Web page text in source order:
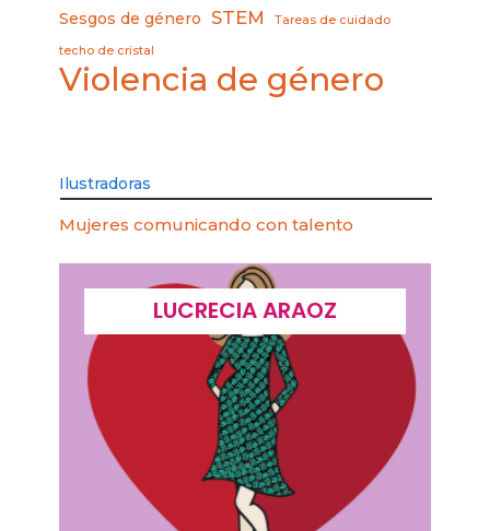
Sesgos de género STEM Tareas de cuidado
techo de cristal
Violencia de género
Ilustradoras
Mujeres comunicando con talento
LUCRECIA ARAOZ